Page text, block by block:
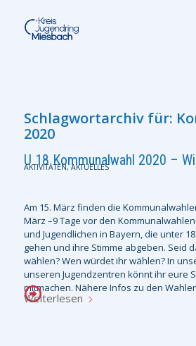
Schlagwortarchiv für:
2020
U 18 Kommunalwahl 2020 –
AKTIVITÄTEN,AKTUELLES
Am 15. März finden die
März –9 Tage vor den
und Jugendlichen in Bayern, die unter
gehen und ihre Stimme abgeben. Seid
wählen? Wen würdet ihr wählen? In
unseren Jugendzentren könnt ihr eure
mitmachen. Nähere Infos zu den
Weiterlesen